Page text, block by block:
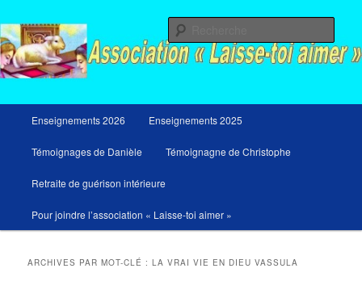
au
contenu
principal
au
contenu
secondaire
principal
Enseignements 2026 Enseignements 2025
Témoignages de Danièle Témoignagne de Christophe
Retraite de guérison intérieure
Pour joindre l’association « Laisse-toi aimer »
ARCHIVES PAR MOT-CLÉ :LA VRAI VIE EN DIEU VASSULA